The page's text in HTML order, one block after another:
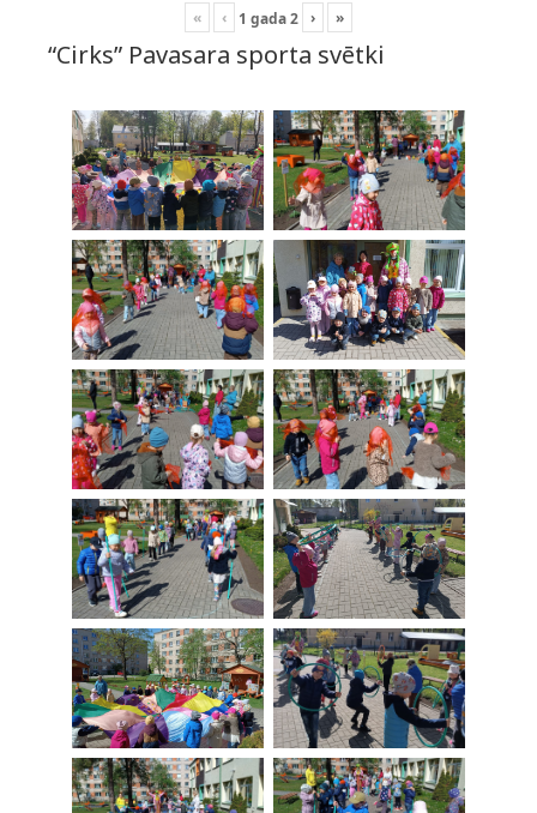
« ‹ 1 gada2 › »
“Cirks” Pavasara sporta svētki